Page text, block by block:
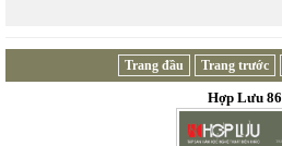
Trang đầu Trang trước
Hợp Lưu 86